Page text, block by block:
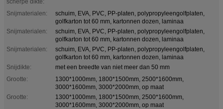
scherpe dikte:
Snijmaterialen:
schuim, EVA, PVC, PP-platen, polypropyleengolfplaten,
golfkarton tot 60 mm, kartonnen dozen, laminaa
Snijmaterialen:
schuim, EVA, PVC, PP-platen, polypropyleengolfplaten,
golfkarton tot 60 mm, kartonnen dozen, laminaa
Snijmaterialen:
schuim, EVA, PVC, PP-platen, polypropyleengolfplaten,
golfkarton tot 60 mm, kartonnen dozen, laminaa
Snijdikte:
met een breedte van niet meer dan 50 mm
Grootte:
1300*1000mm, 1800*1500mm, 2500*1600mm,
3000*1600mm, 3000*2000mm, op maat
Grootte:
1300*1000mm, 1800*1500mm, 2500*1600mm,
3000*1600mm, 3000*2000mm, op maat